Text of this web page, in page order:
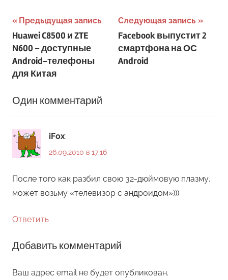
Навигация
по
записям
Предыдущая запись
Huawei C8500 и ZTE
N600 – доступные
Android-телефоны
для Китая
Следующая запись
Facebook выпустит 2
смартфона на ОС
Android
Один комментарий
iFox:
26.09.2010 в 17:16
После того как разбил свою 32-дюймовую плазму,
может возьму «телевизор с андроидом»)))
Ответить
Добавить комментарий
Ваш адрес email не будет опубликован.